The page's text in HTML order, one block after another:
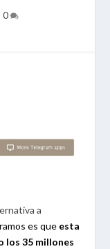
0
a
es que esta
los 35 millones